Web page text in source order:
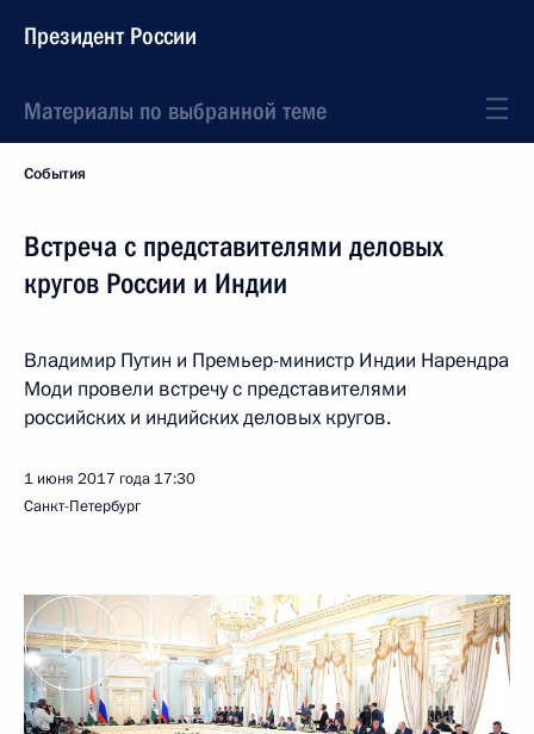
Президент России
Материалы по выбранной теме
События
Встреча с представителями деловых
кругов России и Индии
Владимир Путин и Премьер-министр Индии Нарендра
Моди провели встречу с представителями
российских и индийских деловых кругов.
1 июня 2017 года 17:30
Санкт-Петербург